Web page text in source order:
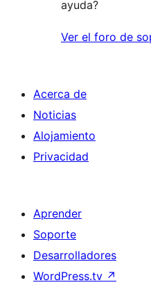
ayuda?
Ver el foro de
Acerca de
Noticias
Alojamiento
Privacidad
Aprender
Soporte
Desarrolladores
WordPress.tv ↗